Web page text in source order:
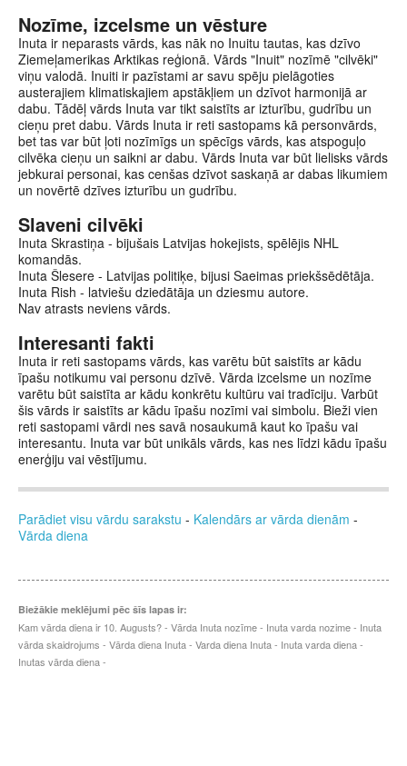
Nozīme, izcelsme un vēsture
Inuta ir neparasts vārds, kas nāk no Inuitu tautas, kas dzīvo
Ziemeļamerikas Arktikas reģionā. Vārds "Inuit" nozīmē "cilvēki"
viņu valodā. Inuiti ir pazīstami ar savu spēju pielāgoties
austerajiem klimatiskajiem apstākļiem un dzīvot harmonijā ar
dabu. Tādēļ vārds Inuta var tikt saistīts ar izturību, gudrību un
cieņu pret dabu. Vārds Inuta ir reti sastopams kā personvārds,
bet tas var būt ļoti nozīmīgs un spēcīgs vārds, kas atspoguļo
cilvēka cieņu un saikni ar dabu. Vārds Inuta var būt lielisks vārds
jebkurai personai, kas cenšas dzīvot saskaņā ar dabas likumiem
un novērtē dzīves izturību un gudrību.
Slaveni cilvēki
Inuta Skrastiņa - bijušais Latvijas hokejists, spēlējis NHL
komandās.
Inuta Šlesere - Latvijas politiķe, bijusi Saeimas priekšsēdētāja.
Inuta Rish - latviešu dziedātāja un dziesmu autore.
Nav atrasts neviens vārds.
Interesanti fakti
Inuta ir reti sastopams vārds, kas varētu būt saistīts ar kādu
īpašu notikumu vai personu dzīvē. Vārda izcelsme un nozīme
varētu būt saistīta ar kādu konkrētu kultūru vai tradīciju. Varbūt
šis vārds ir saistīts ar kādu īpašu nozīmi vai simbolu. Bieži vien
reti sastopami vārdi nes savā nosaukumā kaut ko īpašu vai
interesantu. Inuta var būt unikāls vārds, kas nes līdzi kādu īpašu
enerģiju vai vēstījumu.
Parādiet visu vārdu sarakstu - Kalendārs ar vārda dienām -
Vārda diena
Biežākie meklējumi pēc šīs lapas ir:
Kam vārda diena ir 10. Augusts? - Vārda Inuta nozīme - Inuta varda nozime - Inuta
vārda skaidrojums - Vārda diena Inuta - Varda diena Inuta - Inuta varda diena -
Inutas vārda diena -